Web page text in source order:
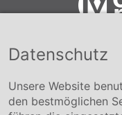
Datenschutz
Unsere Website
den bestmöglichen